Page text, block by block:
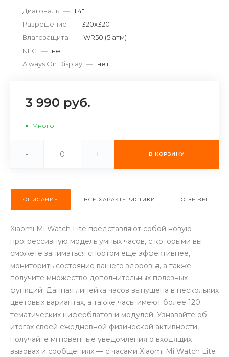
об оплате Плайтом
недели
раз в 2 недели
Остались вопросы?
Диагональ — 1.4"
Разрешение — 320x320
Влагозащита — WR50 (5 атм)
NFC — нет
Always On Display — нет
3 990 руб.
Много
- + В КОРЗИНУ
ОПИСАНИЕ ВСЕ ХАРАКТЕРИСТИКИ ОТЗЫВЫ
Xiaomi Mi Watch Lite представляют собой новую
прогрессивную модель умных часов, с которыми вы
сможете заниматься спортом еще эффективнее,
мониторить состояние вашего здоровья, а также
получите множество дополнительных полезных
функций! Данная линейка часов выпущена в нескольких
цветовых вариантах, а также часы имеют более 120
тематических циферблатов и модулей. Узнавайте об
итогах своей ежедневной физической активности,
получайте мгновенные уведомления о входящих
вызовах и сообщениях — с часами Xiaomi Mi Watch Lite